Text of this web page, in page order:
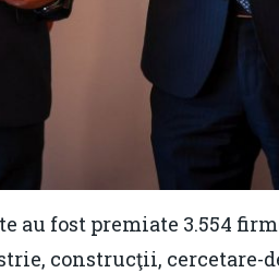
fost premiate 3.554
construcţii, cercetare-